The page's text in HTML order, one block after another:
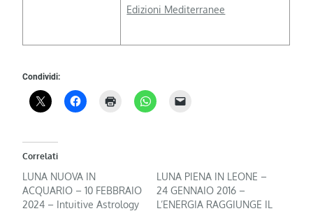
Edizioni Mediterranee
Condividi:
Correlati
LUNA NUOVA IN
ACQUARIO – 10 FEBBRAIO
2024 – Intuitive Astrology
LUNA PIENA IN LEONE –
24 GENNAIO 2016 –
L’ENERGIA RAGGIUNGE IL